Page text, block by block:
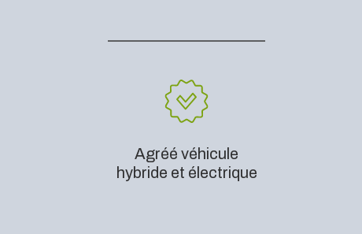
Agréé véhicule
hybride et électrique